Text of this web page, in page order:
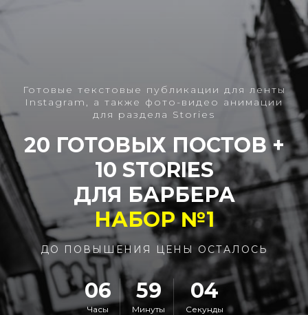
Готовые текстовые публикации для ленты
Instagram, а также фото-видео анимации
для раздела Stories
20 ГОТОВЫХ ПОСТОВ +
10 STORIES
ДЛЯ БАРБЕРА
НАБОР №1
ДО ПОВЫШЕНИЯ ЦЕНЫ ОСТАЛОСЬ
06
Часы
59
Минуты
04
Секунды